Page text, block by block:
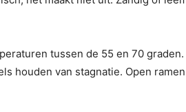
tussen de 55 en 70 graden.
houden van stagnatie. Open